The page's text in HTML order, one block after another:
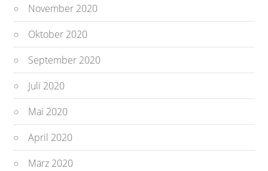
November 2020
Oktober 2020
September 2020
Juli 2020
Mai 2020
April 2020
März 2020